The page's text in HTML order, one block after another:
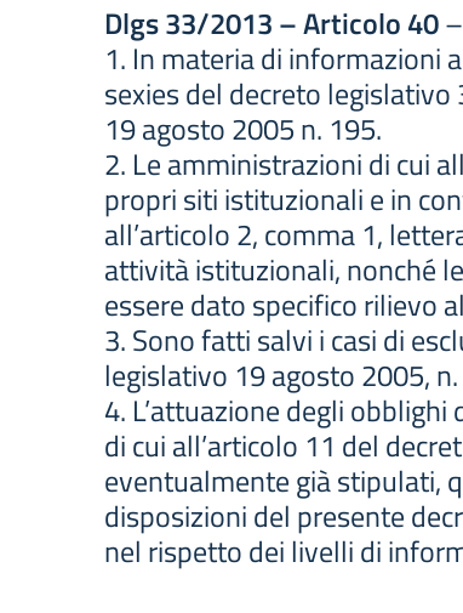
Dlgs 33/2013 – Articolo 40
1. In materia di informazioni
sexies del decreto
19 agosto 2005 n. 195.
2. Le amministrazioni di cui
propri siti istituzionali e in
all’articolo 2, comma 1,
attività istituzionali, nonché
essere dato specifico rilievo
3. Sono fatti salvi i casi di
legislativo 19 agosto 2005,
4. L’attuazione degli
di cui all’articolo 11 del
eventualmente già stipulati,
disposizioni del presente
nel rispetto dei livelli di